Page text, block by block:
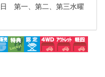
第一、第二、第三水曜